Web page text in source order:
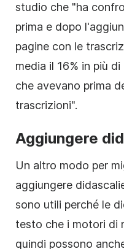
studio che "ha
prima e dopo
pagine con le
media il 16% in più
che avevano prima
trascrizioni".
Aggiungere
Un altro modo per
aggiungere
sono utili perché le
testo che i motori di
quindi possono